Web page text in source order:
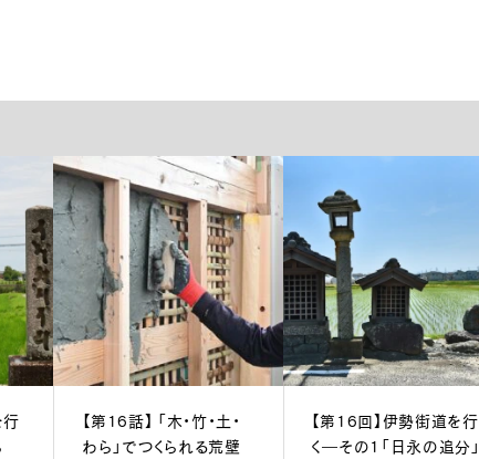
行
【第16話】 「木・竹・土・
わら」でつくられる荒壁
【第16回】伊勢街道を行
く―その1「日永の追分」